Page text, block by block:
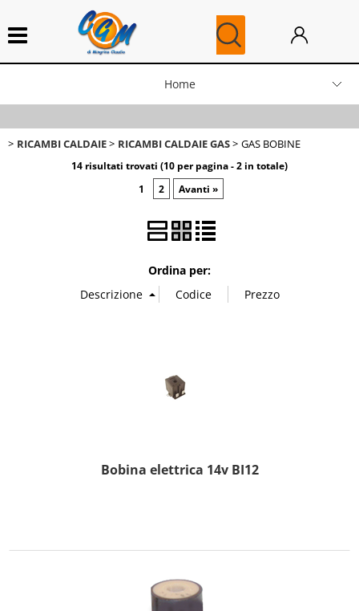
Home
Blog
RICAMBI CALDAIE RICAMBI CALDAIE GAS GAS BOBINE
14 risultati trovati (10 per pagina - 2 in totale)
1
2 Avanti »
Ordina per:
Bobina elettrica 14v BI12